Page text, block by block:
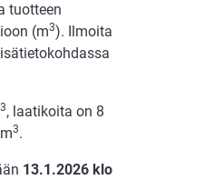
tuotteen
(m3). Ilmoita
3, laatikoita on 8
3.
13.1.2026 klo